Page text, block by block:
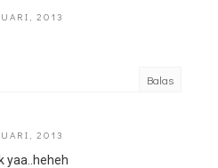
2013
Balas
2013
yaa..heheh